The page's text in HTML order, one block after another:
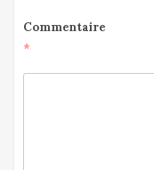
Commentaire
*